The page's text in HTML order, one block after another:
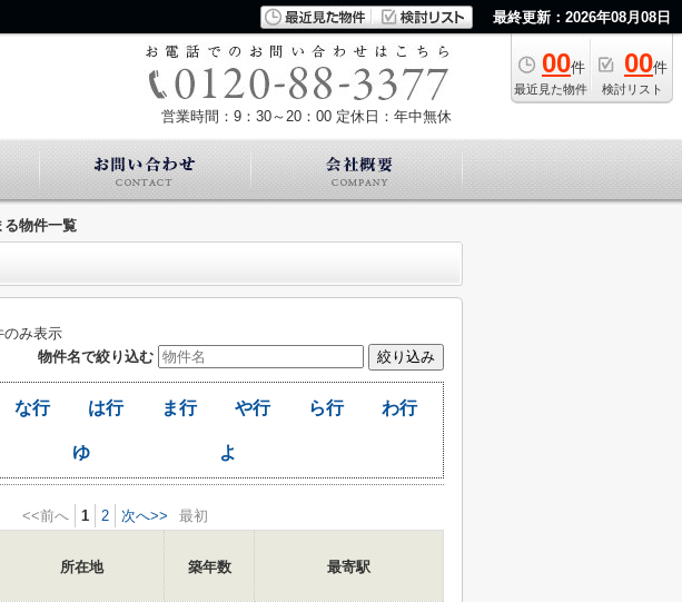
最終更新：2026年08月08日
00件
最近見た物件
00件
検討リスト
営業時間：9：30～20：00 定休日：年中無休
る物件一覧
のみ表示
物件名で絞り込む
な行 は行 ま行 や行 ら行 わ行
ゆ よ
<<前へ 1 2 次へ>> 最初
所在地 築年数 最寄駅